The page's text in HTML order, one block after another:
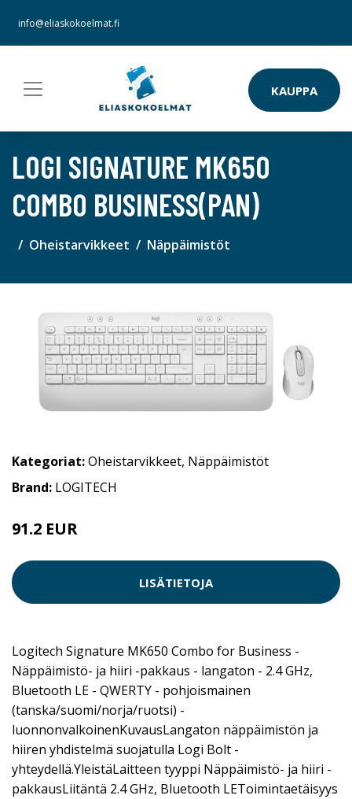
info@eliaskokoelmat.fi
KAUPPA
LOGI SIGNATURE MK650
COMBO BUSINESS(PAN)
Oheistarvikkeet Näppäimistöt
Kategoriat:Oheistarvikkeet, Näppäimistöt
Brand: LOGITECH
91.2 EUR
LISÄTIETOJA
Logitech Signature MK650 Combo for Business -
Näppäimistö- ja hiiri -pakkaus - langaton - 2.4 GHz,
Bluetooth LE - QWERTY - pohjoismainen
(tanska/suomi/norja/ruotsi) -
luonnonvalkoinenKuvausLangaton näppäimistön ja
hiiren yhdistelmä suojatulla Logi Bolt -
yhteydellä.YleistäLaitteen tyyppi Näppäimistö- ja hiiri -
pakkausLiitäntä 2.4 GHz, Bluetooth LEToimintaetäisyys